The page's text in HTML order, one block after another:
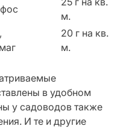
м.
20 г на кв.
м.
в удобном
у садоводов также
И те и другие